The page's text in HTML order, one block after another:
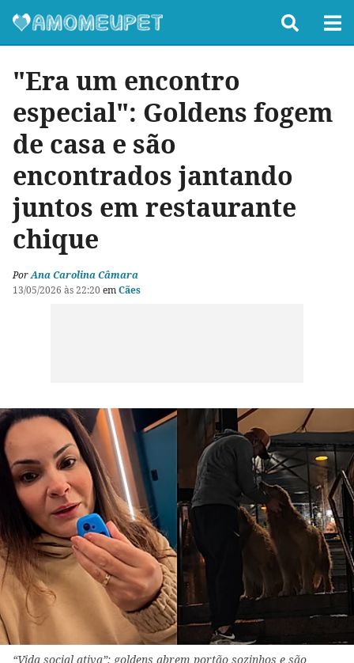
"Era um encontro
especial": Goldens fogem
de casa e são
encontrados jantando
juntos em restaurante
chique
PorAna Carolina Câmara
13/05/2026 às 22:20 emCães
“Vida social ativa”: goldens abrem portão sozinhos e são